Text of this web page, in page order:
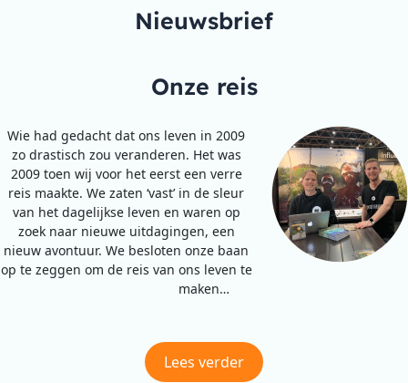
Nieuwsbrief
Onze reis
Wie had gedacht dat ons leven in 2009
zo drastisch zou veranderen. Het was
2009 toen wij voor het eerst een verre
reis maakte. We zaten ‘vast’ in de sleur
van het dagelijkse leven en waren op
zoek naar nieuwe uitdagingen, een
nieuw avontuur. We besloten onze baan
op te zeggen om de reis van ons leven te
maken…
Lees verder